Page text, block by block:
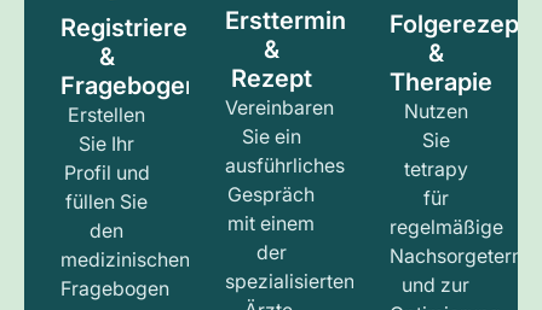
Registrieren
&
Fragebogen
Erstellen
Sie Ihr
Profil und
füllen Sie
den
medizinischen
Fragebogen
Ersttermin
&
Rezept
Vereinbaren
Sie ein
ausführliches
Gespräch
mit einem
der
spezialisierten
Folgerezept
&
Therapie
Nutzen
Sie
tetrapy
für
regelmäßige
und zur